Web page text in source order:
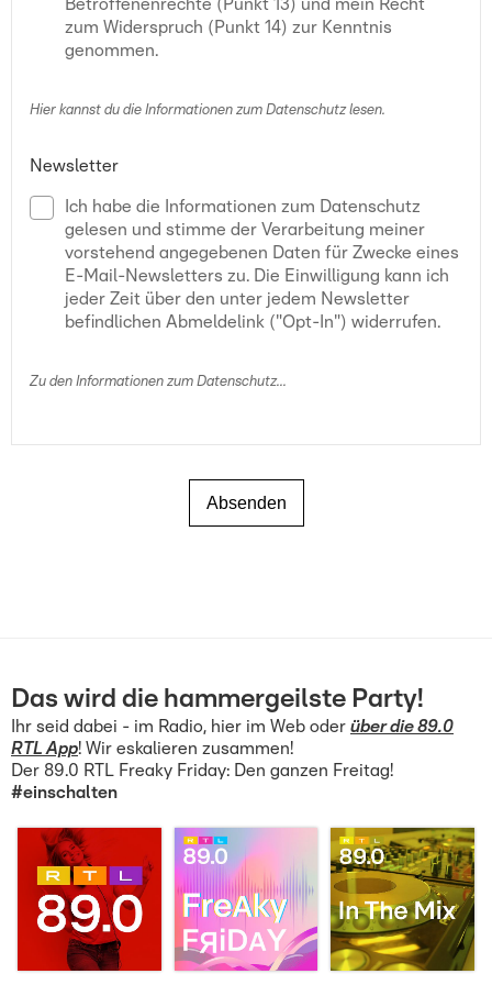
Betroffenenrechte (Punkt 13) und mein Recht
zum Widerspruch (Punkt 14) zur Kenntnis
genommen.
Hier kannst du die Informationen zum Datenschutz lesen.
Newsletter
Ich habe die Informationen zum Datenschutz
gelesen und stimme der Verarbeitung meiner
vorstehend angegebenen Daten für Zwecke eines
E-Mail-Newsletters zu. Die Einwilligung kann ich
jeder Zeit über den unter jedem Newsletter
befindlichen Abmeldelink ("Opt-In") widerrufen.
Zu den Informationen zum Datenschutz...
Absenden
Das wird die hammergeilste Party!
Ihr seid dabei - im Radio, hier im Web oder über die 89.0
RTL App! Wir eskalieren zusammen!
Der 89.0 RTL Freaky Friday: Den ganzen Freitag!
#einschalten